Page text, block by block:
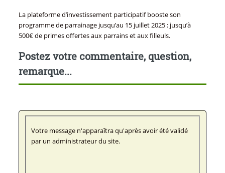
La plateforme d’investissement participatif booste son
programme de parrainage jusqu’au 15 juillet 2025 : jusqu’à
500€ de primes offertes aux parrains et aux filleuls.
Postez votre commentaire, question,
remarque...
Votre message n'apparaîtra qu'après avoir été validé
par un administrateur du site.